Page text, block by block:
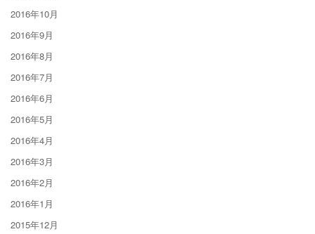
2016年10月
2016年9月
2016年8月
2016年7月
2016年6月
2016年5月
2016年4月
2016年3月
2016年2月
2016年1月
2015年12月